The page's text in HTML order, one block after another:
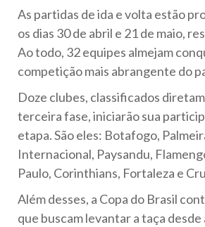
As partidas de ida e volta estão
os dias 30 de abril e 21 de maio,
Ao todo, 32 equipes almejam
competição mais abrangente do
Doze clubes, classificados
terceira fase, iniciarão sua
etapa. São eles: Botafogo,
Internacional, Paysandu,
Paulo, Corinthians, Fortaleza e
Além desses, a Copa do Brasil
que buscam levantar a taça